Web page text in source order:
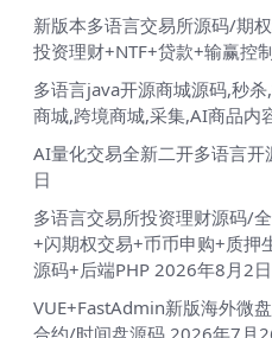
新版本多语言交易所源码/期
投资理财+NTF+贷款+输赢控
多语言java开源商城源码,秒
商城,跨境商城,采集,AI商品内
AI量化交易全新二开多语言开
日
多语言交易所投资理财源码/
+闪期权交易+币币申购+质
源码+后端PHP 2026年8月2日
VUE+FastAdmin新版海外微
合约/时间盘源码 2026年7月